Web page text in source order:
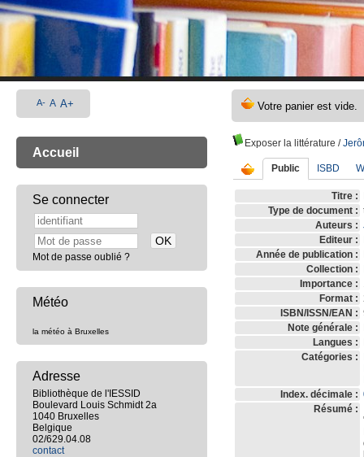
Exposer la littérature /
Public ISBD
Titre :
Type de document :
Auteurs :
Editeur :
Année de publication :
Collection :
Importance :
Format :
ISBN/ISSN/EAN :
Note générale :
Langues :
Catégories :
Index. décimale :
Résumé :
A- A A+
Accueil
Se connecter
Mot de passe oublié ?
Météo
la météo à Bruxelles
Adresse
Bibliothèque de l'IESSID
Boulevard Louis Schmidt 2a
1040 Bruxelles
Belgique
02/629.04.08
contact